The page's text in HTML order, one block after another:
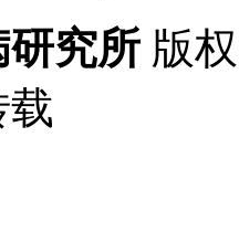
究所 版